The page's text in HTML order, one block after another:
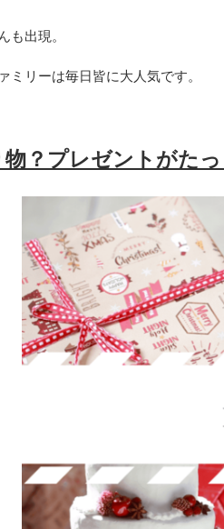
も出現。
ミリーは毎日皆に大人気です。
？プレゼントがたっ